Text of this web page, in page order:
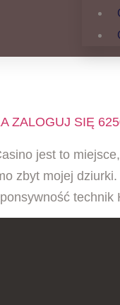
ZALOGUJ SIĘ
jest to
zbyt mojej